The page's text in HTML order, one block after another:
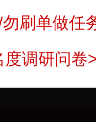
刷单做任
调研问卷